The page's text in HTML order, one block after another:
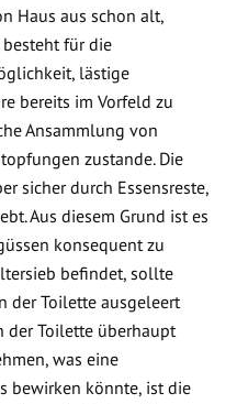
Haus aus schon alt,
für die
lästige
bereits im Vorfeld zu
Ansammlung von
zustande. Die
sicher durch Essensreste,
Aus diesem Grund ist es
konsequent zu
befindet, sollte
der Toilette ausgeleert
der Toilette überhaupt
was eine
bewirken könnte, ist die